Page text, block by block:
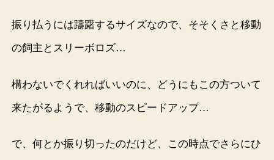
振り払うには躊躇するサイズなので、そそくさと移動
の飼主とスリーボロズ…
構わないでくれればいいのに、どうにもこの方ついて
来たがるようで、移動のスピードアップ…
で、何とか振り切ったのだけど、この時点でさらにひ